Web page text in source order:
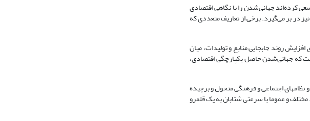
سعی کرده‌اند جهانی‌شدن را با نگاهی اقتصادی
در بر می‌گیرد. برخی از تعاریف متعددی که
روند جابجایی منابع و تولیدات، میان
برای اداره فعالیت‌های اقتصادی در عرصه بین‌المللی بیان می‌کنند. کومسا (1388، 183) معتقد است که جهانی‌شدن حاصل یکپارچگی اقتصادی،
و نظام‏های اجتماعی و فرهنگی متحول و برچیده
جهان به موجب آن از ابعاد مختلف و عموما با سرعتی شتابان به یک قلمرو